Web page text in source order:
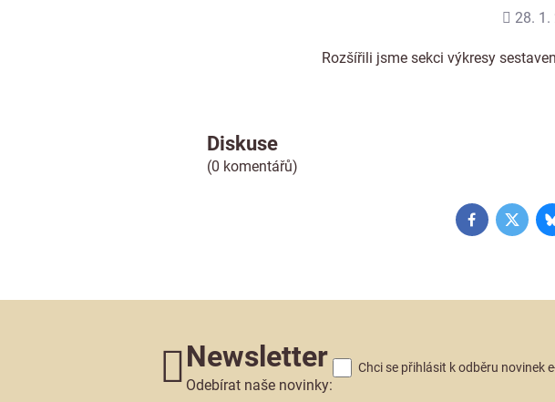
Přidáno
28. 1.
Rozšířili jsme sekci výkresy
Diskuse
(0 komentářů)
FacebookTwitter
Newsletter
Odebírat naše novinky:
Chci se přihlásit k odběru novinek